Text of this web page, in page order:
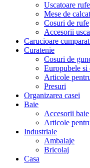
Uscatoare rufe
Mese de
Cosuri de rufe
Accesorii
Carucioare
Curatenie
Cosuri de
Europubele si
Articole
Presuri
Organizarea casei
Baie
Accesorii baie
Articole
Industriale
Ambalaje
Bricolaj
Casa